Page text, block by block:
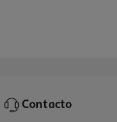
Contacto